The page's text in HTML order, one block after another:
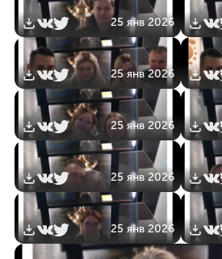
25 янв 2026
25 янв 2026
25 янв 2026
25 янв 2026
25 янв 2026